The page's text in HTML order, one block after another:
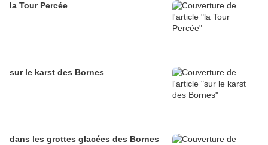
la Tour Percée
sur le karst des Bornes
dans les grottes glacées des Bornes